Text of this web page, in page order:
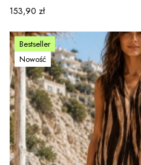
Cena
153,90 zł
Bestseller
Nowość